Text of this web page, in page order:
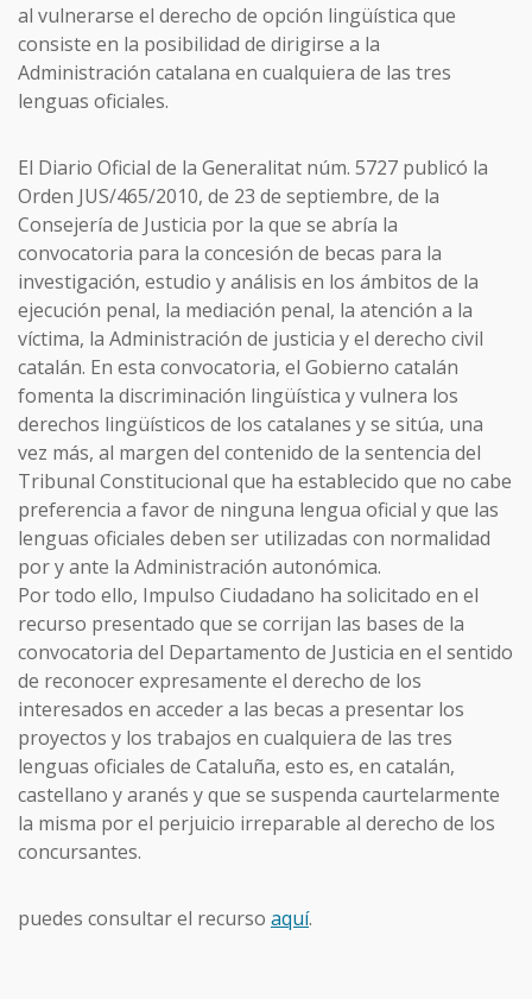
al vulnerarse el derecho de opción lingüística que
consiste en la posibilidad de dirigirse a la
Administración catalana en cualquiera de las tres
lenguas oficiales.
El Diario Oficial de la Generalitat núm. 5727 publicó la
Orden JUS/465/2010, de 23 de septiembre, de la
Consejería de Justicia por la que se abría la
convocatoria para la concesión de becas para la
investigación, estudio y análisis en los ámbitos de la
ejecución penal, la mediación penal, la atención a la
víctima, la Administración de justicia y el derecho civil
catalán. En esta convocatoria, el Gobierno catalán
fomenta la discriminación lingüística y vulnera los
derechos lingüísticos de los catalanes y se sitúa, una
vez más, al margen del contenido de la sentencia del
Tribunal Constitucional que ha establecido que no cabe
preferencia a favor de ninguna lengua oficial y que las
lenguas oficiales deben ser utilizadas con normalidad
por y ante la Administración autonómica.
Por todo ello, Impulso Ciudadano ha solicitado en el
recurso presentado que se corrijan las bases de la
convocatoria del Departamento de Justicia en el sentido
de reconocer expresamente el derecho de los
interesados en acceder a las becas a presentar los
proyectos y los trabajos en cualquiera de las tres
lenguas oficiales de Cataluña, esto es, en catalán,
castellano y aranés y que se suspenda caurtelarmente
la misma por el perjuicio irreparable al derecho de los
concursantes.
puedes consultar el recurso aquí.